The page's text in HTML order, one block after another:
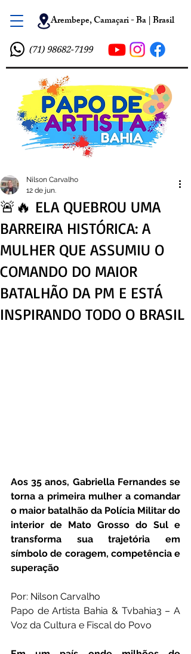
Arembepe, Camaçari - Ba | Brasil
(71) 98682-7199
🚨🔥 ELA QUEBROU UMA
BARREIRA HISTÓRICA: A
MULHER QUE ASSUMIU O
COMANDO DO MAIOR
BATALHÃO DA PM E ESTÁ
INSPIRANDO TODO O BRASIL
Nilson Carvalho
12 de jun.
Aos 35 anos, Gabriella Fernandes se
torna a primeira mulher a comandar
o maior batalhão da Polícia Militar do
interior de Mato Grosso do Sul e
transforma sua trajetória em
símbolo de coragem, competência e
superação
Por: Nilson Carvalho
Papo de Artista Bahia & Tvbahia3 – A
Voz da Cultura e Fiscal do Povo